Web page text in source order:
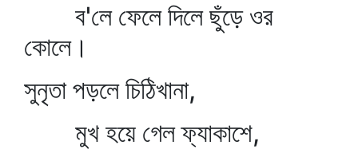
ব'লে ফেলে দিলে ছুঁড়ে ওর
কোলে।
সুনৃতা পড়লে চিঠিখানা,
মুখ হয়ে গেল ফ্যাকাশে,